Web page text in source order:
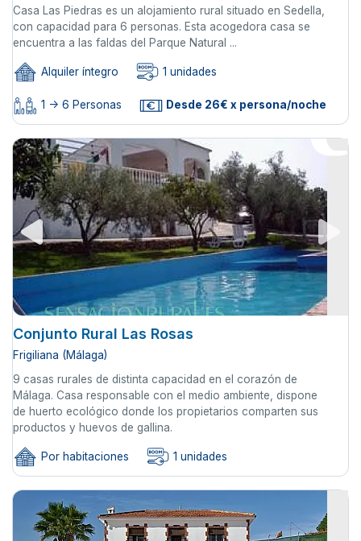
Casa Las Piedras es un alojamiento rural situado en Sedella,
con capacidad para 6 personas. Esta acogedora casa se
encuentra a las faldas del Parque Natural ...
Alquiler íntegro 1 unidades
1 -> 6 Personas Desde 26€ x persona/noche
Conjunto Rural Las Rosas
Frigiliana (Málaga)
9 casas rurales de distinta capacidad en el corazón de
Málaga. Casa responsable con el medio ambiente, dispone
de huerto ecológico donde los propietarios comparten sus
productos y huevos de gallina.
Por habitaciones 1 unidades